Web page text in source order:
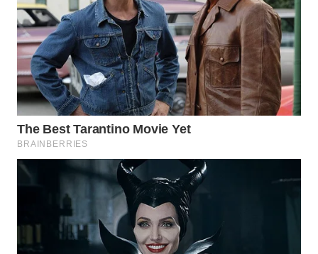
WN
TEBING
TINGGI
WN
PAKPAK
WN
KARAWANG
BOGOR